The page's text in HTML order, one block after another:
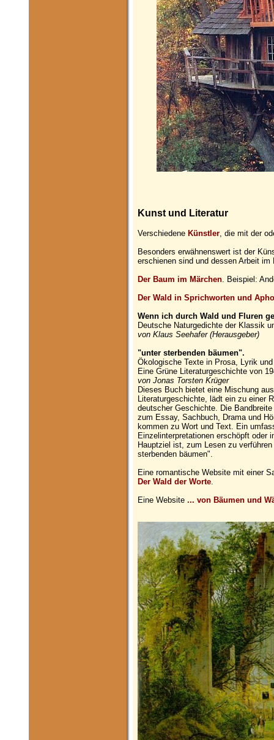
Kunst und Literatur
Verschiedene Künstler , die mit der
Besonders erwähnenswert ist der
erschienen sind und dessen Arbeit
Der Baum im Märchen . Beispiel:
Der Wald in Sprichworten und
Wenn ich durch Wald und Fluren
Deutsche Naturgedichte der Klassik
von Klaus Seehafer (Herausgeber)
"unter sterbenden bäumen".
Ökologische Texte in Prosa, Lyrik
Eine Grüne Literaturgeschichte von
von Jonas Torsten Krüger
Dieses Buch bietet eine Mischung
Literaturgeschichte, lädt ein zu einer
deutscher Geschichte. Die
zum Essay, Sachbuch, Drama und
kommen zu Wort und Text. Ein
Einzelinterpretationen erschöpft
Hauptziel ist, zum Lesen zu
sterbenden bäumen".
Eine romantische Website mit einer
Der Wald der Worte
Eine Website ... von Bäumen und